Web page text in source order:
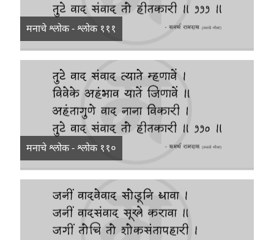
मनाचे श्लोक - श्लोक १११
मनाचे श्लोक - श्लोक ११०